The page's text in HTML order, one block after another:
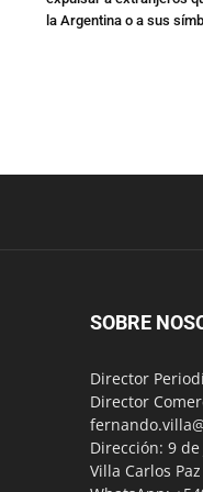
la Argentina o a sus
SOBRE
Director
Director
Dirección: 9 de
Villa Carlos